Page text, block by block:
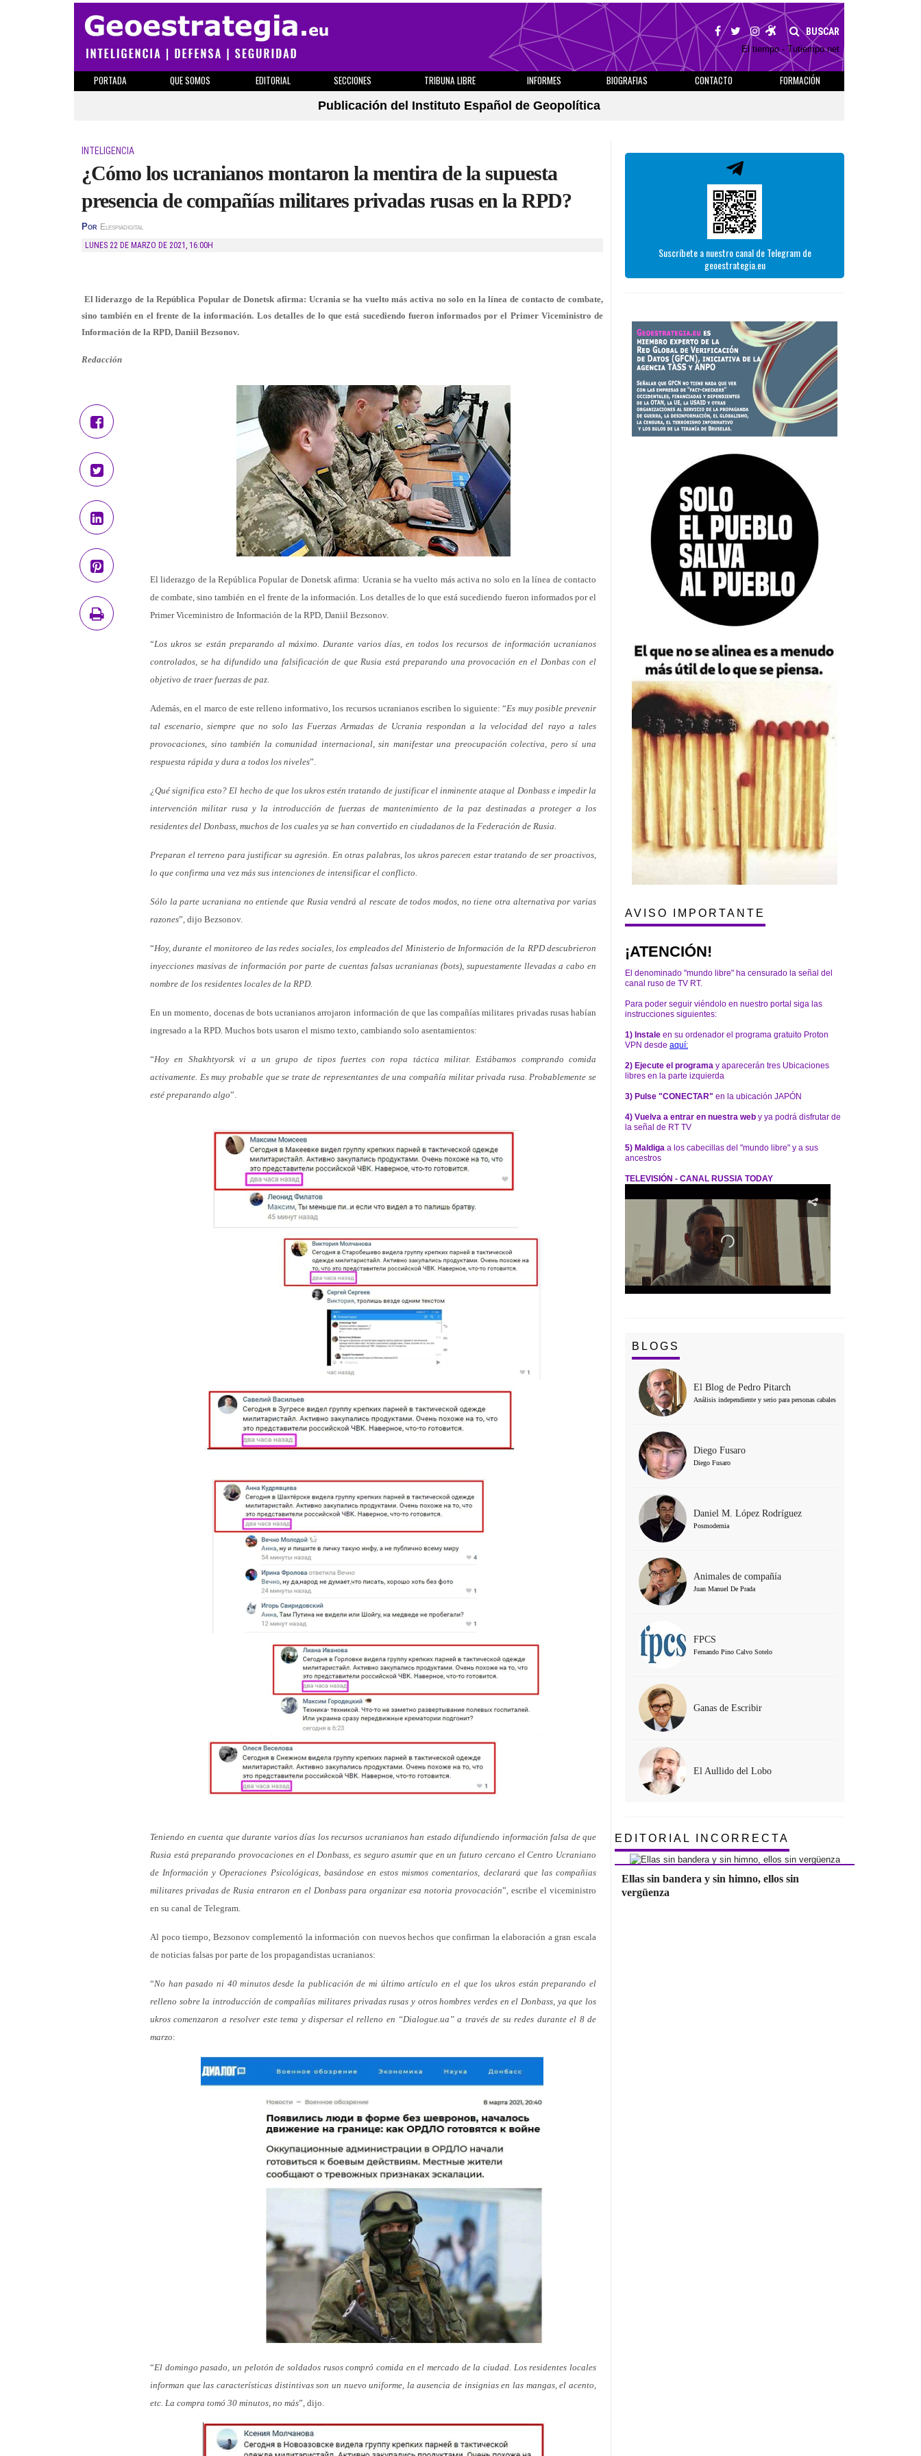
BUSCAR
El tiempo - Tutiempo.net
PORTADA QUE SOMOS EDITORIAL SECCIONES TRIBUNA LIBRE INFORMES BIOGRAFIAS CONTACTO
FORMACIÓN
Publicación del Instituto Español de Geopolítica
INTELIGENCIA
¿Cómo los ucranianos montaron la mentira de la supuesta
presencia de compañías militares privadas rusas en la RPD?
Por Elespiadigital
LUNES 22 DE MARZO DE 2021, 16:00H
El liderazgo de la República Popular de Donetsk afirma: Ucrania se ha vuelto más activa no solo en la línea de contacto de combate,
sino también en el frente de la información. Los detalles de lo que está sucediendo fueron informados por el Primer Viceministro de
Información de la RPD, Daniil Bezsonov.
Redacción
El liderazgo de la República Popular de Donetsk afirma: Ucrania se ha vuelto más activa no solo en la línea de contacto
de combate, sino también en el frente de la información. Los detalles de lo que está sucediendo fueron informados por el
Primer Viceministro de Información de la RPD, Daniil Bezsonov.
“Los ukros se están preparando al máximo. Durante varios días, en todos los recursos de información ucranianos
controlados, se ha difundido una falsificación de que Rusia está preparando una provocación en el Donbas con el
objetivo de traer fuerzas de paz.
Además, en el marco de este relleno informativo, los recursos ucranianos escriben lo siguiente: “Es muy posible prevenir
tal escenario, siempre que no solo las Fuerzas Armadas de Ucrania respondan a la velocidad del rayo a tales
provocaciones, sino también la comunidad internacional, sin manifestar una preocupación colectiva, pero sí una
respuesta rápida y dura a todos los niveles”.
¿Qué significa esto? El hecho de que los ukros estén tratando de justificar el inminente ataque al Donbass e impedir la
intervención militar rusa y la introducción de fuerzas de mantenimiento de la paz destinadas a proteger a los
residentes del Donbass, muchos de los cuales ya se han convertido en ciudadanos de la Federación de Rusia.
Preparan el terreno para justificar su agresión. En otras palabras, los ukros parecen estar tratando de ser proactivos,
lo que confirma una vez más sus intenciones de intensificar el conflicto.
Sólo la parte ucraniana no entiende que Rusia vendrá al rescate de todos modos, no tiene otra alternativa por varias
razones”, dijo Bezsonov.
“Hoy, durante el monitoreo de las redes sociales, los empleados del Ministerio de Información de la RPD descubrieron
inyecciones masivas de información por parte de cuentas falsas ucranianas (bots), supuestamente llevadas a cabo en
nombre de los residentes locales de la RPD.
En un momento, docenas de bots ucranianos arrojaron información de que las compañías militares privadas rusas habían
ingresado a la RPD. Muchos bots usaron el mismo texto, cambiando solo asentamientos:
“Hoy en Shakhtyorsk vi a un grupo de tipos fuertes con ropa táctica militar. Estábamos comprando comida
activamente. Es muy probable que se trate de representantes de una compañía militar privada rusa. Probablemente se
esté preparando algo”.
Teniendo en cuenta que durante varios días los recursos ucranianos han estado difundiendo información falsa de que
Rusia está preparando provocaciones en el Donbass, es seguro asumir que en un futuro cercano el Centro Ucraniano
de Información y Operaciones Psicológicas, basándose en estos mismos comentarios, declarará que las compañias
militares privadas de Rusia entraron en el Donbass para organizar esa notoria provocación”, escribe el viceministro
en su canal de Telegram.
Al poco tiempo, Bezsonov complementó la información con nuevos hechos que confirman la elaboración a gran escala
de noticias falsas por parte de los propagandistas ucranianos:
“No han pasado ni 40 minutos desde la publicación de mi último artículo en el que los ukros están preparando el
relleno sobre la introducción de compañías militares privadas rusas y otros hombres verdes en el Donbass, ya que los
ukros comenzaron a resolver este tema y dispersar el relleno en “Dialogue.ua” a través de su redes durante el 8 de
marzo:
“El domingo pasado, un pelotón de soldados rusos compró comida en el mercado de la ciudad. Los residentes locales
informan que las características distintivas son un nuevo uniforme, la ausencia de insignias en las mangas, el acento,
etc. La compra tomó 30 minutos, no más”, dijo.
Suscríbete a nuestro canal de Telegram de
geoestrategia.eu
AVISO IMPORTANTE
¡ATENCIÓN!
El denominado "mundo libre" ha censurado la señal del
canal ruso de TV RT.
Para poder seguir viéndolo en nuestro portal siga las
instrucciones siguientes:
1) Instale en su ordenador el programa gratuito Proton
VPN desde aquí:
2) Ejecute el programa y aparecerán tres Ubicaciones
libres en la parte izquierda
3) Pulse "CONECTAR" en la ubicación JAPÓN
4) Vuelva a entrar en nuestra web y ya podrá disfrutar de
la señal de RT TV
5) Maldiga a los cabecillas del "mundo libre" y a sus
ancestros
TELEVISIÓN - CANAL RUSSIA TODAY
BLOGS
El Blog de Pedro Pitarch
Análisis independiente y serio para personas cabales
Diego Fusaro
Diego Fusaro
Daniel M. López Rodríguez
Posmodernia
Animales de compañía
Juan Manuel De Prada
FPCS
Fernando Pino Calvo Sotelo
Ganas de Escribir
El Aullido del Lobo
EDITORIAL INCORRECTA
Ellas sin bandera y sin himno, ellos sin
vergüenza